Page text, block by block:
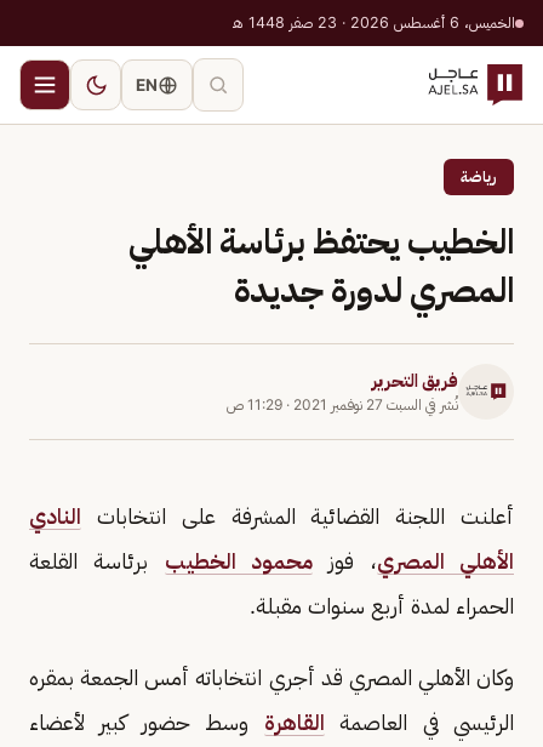
الخميس، 6 أغسطس 2026 · 23 صفر 1448 هـ
EN
رياضة
الخطيب يحتفظ برئاسة الأهلي
المصري لدورة جديدة
فريق التحرير
نُشر في السبت 27 نوفمبر 2021 · 11:29 ص
أعلنت اللجنة القضائية المشرفة على انتخابات النادي
الأهلي المصري، فوز محمود الخطيب برئاسة القلعة
الحمراء لمدة أربع سنوات مقبلة.
وكان الأهلي المصري قد أجري انتخاباته أمس الجمعة بمقره
الرئيسي في العاصمة القاهرة وسط حضور كبير لأعضاء